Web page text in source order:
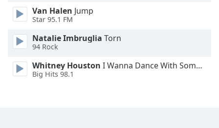
dialog
window.
Van Halen Jump
Star 95.1 FM
Natalie Imbruglia Torn
94 Rock
Whitney Houston I Wanna Dance With Somebody
Big Hits 98.1